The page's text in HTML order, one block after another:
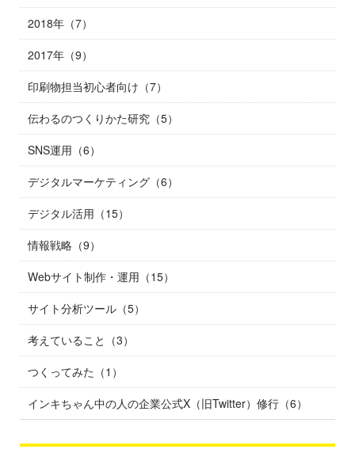
2018年（7）
2017年（9）
印刷物担当初心者向け（7）
伝わるのつくりかた研究（5）
SNS運用（6）
デジタルマーケティング（6）
デジタル活用（15）
情報戦略（9）
Webサイト制作・運用（15）
サイト分析ツール（5）
考えていること（3）
つくってみた（1）
インキちゃん中の人の企業公式X（旧Twitter）修行（6）